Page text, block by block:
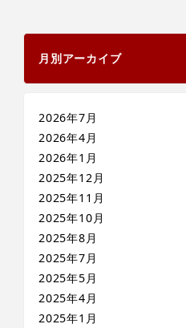
月別アーカイブ
2026年7月
2026年4月
2026年1月
2025年12月
2025年11月
2025年10月
2025年8月
2025年7月
2025年5月
2025年4月
2025年1月